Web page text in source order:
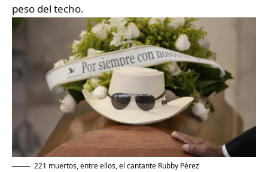
peso del techo.
221 muertos, entre ellos, el cantante Rubby Pérez